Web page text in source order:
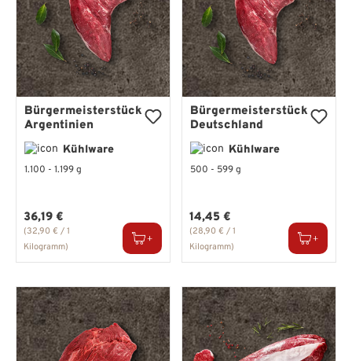
Bürgermeisterstück
Argentinien
Kühlware
1.100 - 1.199 g
Regulärer Preis:
36,19 €
(32,90 € / 1
Kilogramm)
Bürgermeisterstück
Deutschland
Kühlware
500 - 599 g
Regulärer Preis:
14,45 €
(28,90 € / 1
Kilogramm)